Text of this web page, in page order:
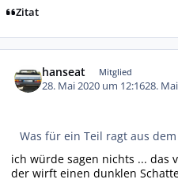
Zitat
hanseat Mitglied
28. Mai 2020 um 12:1628.
Was für ein Teil ragt aus
ich würde sagen nichts ... das
der wirft einen dunklen